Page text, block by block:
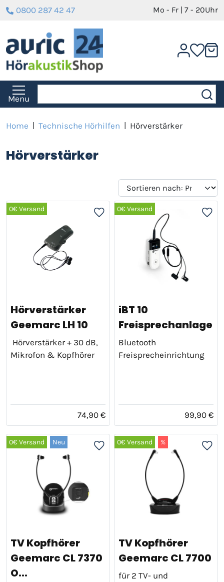
0800 287 42 47 Mo - Fr | 7 - 20Uhr
Menu
Home | Technische Hörhilfen | Hörverstärker
Hörverstärker
0€ Versand
Hörverstärker
Geemarc LH 10
Hörverstärker + 30 dB,
Mikrofon & Kopfhörer
74,90 €
0€ Versand
iBT 10
Freisprechanlage
Bluetooth
Freisprecheinrichtung
99,90 €
0€ Versand Neu
TV Kopfhörer
Geemarc CL 7370
O...
0€ Versand %
TV Kopfhörer
Geemarc CL 7700
für 2 TV- und